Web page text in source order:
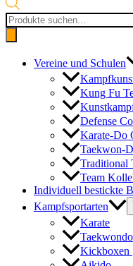
Products
search
Vereine und Schulen
Kung Fu
Defense
Karate-Do
Taekwon-
Traditional
Team
Individuell bestickte
Kampfsportarten
Karate
Taekwondo
Kickboxen